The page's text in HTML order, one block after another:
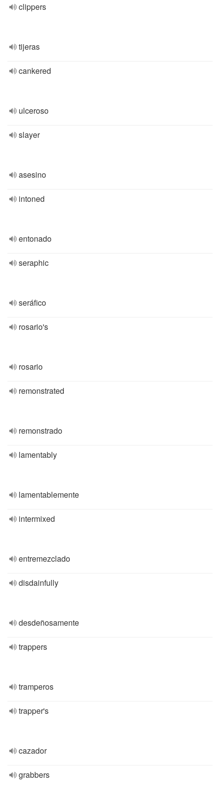
clippers
tijeras
cankered
ulceroso
slayer
asesino
intoned
entonado
seraphic
seráfico
rosario's
rosario
remonstrated
remonstrado
lamentably
lamentablemente
intermixed
entremezclado
disdainfully
desdeñosamente
trappers
tramperos
trapper's
cazador
grabbers